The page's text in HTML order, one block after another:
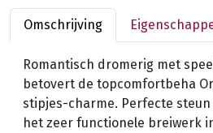
Omschrijving
Romantisch dromerig met
betovert de topcomfortbeha
stipjes-charme. Perfecte
het zeer functionele breiwerk